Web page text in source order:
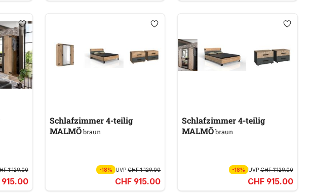
1’129.00
915.00
Schlafzimmer 4-teilig
MALMÖbraun
-18% UVPCHF 1’129.00
CHF 915.00
Schlafzimmer 4-teilig
MALMÖbraun
-18% UVP CHF 1’129.00
CHF 915.00